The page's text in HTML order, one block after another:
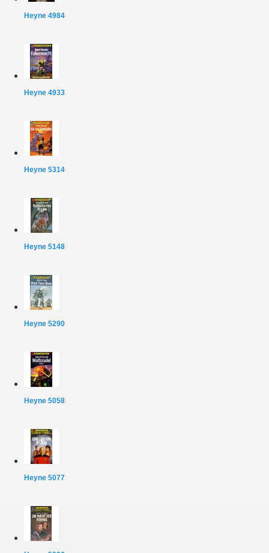
Heyne 4984
Heyne 4933
Heyne 5314
Heyne 5148
Heyne 5290
Heyne 5058
Heyne 5077